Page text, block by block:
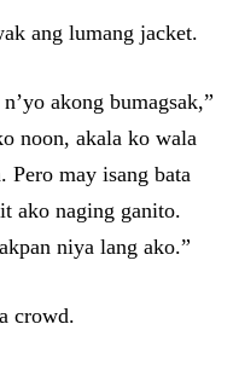
ang lumang jacket.
akong bumagsak,”
noon, akala ko wala
Pero may isang bata
ako naging ganito.
niya lang ako.”
crowd.